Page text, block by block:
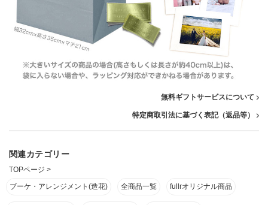
無料ギフトサービスについて
特定商取引法に基づく表記（返品等）
関連カテゴリー
TOPページ >
ブーケ・アレンジメント(造花)
全商品一覧 fullrオリジナル商品